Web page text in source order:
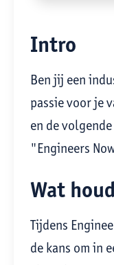
Intro
Ben jij een
passie voor je
en de
"Engineers
Wat
Tijdens
de kans om in